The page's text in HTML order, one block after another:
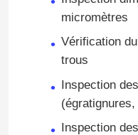
Services
Fabrication de
micromètres
Vérification
trous
Inspection
Inspection